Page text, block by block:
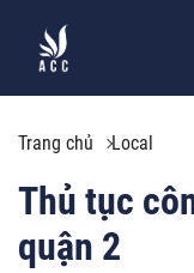
Trang chủ Local
Thủ tục
quận 2